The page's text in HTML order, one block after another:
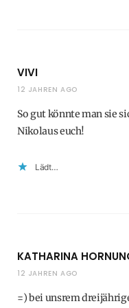
VIVI
12 JAHREN AGO
So gut könnte man sie
Nikolaus euch!
Lädt…
KATHARINA
12 JAHREN AGO
=) bei unsrem